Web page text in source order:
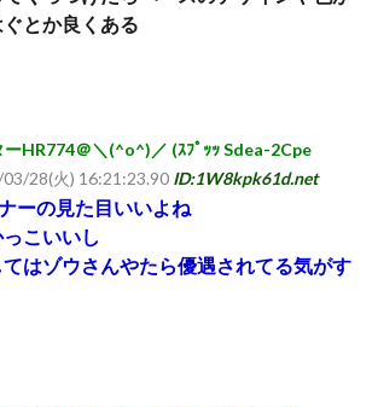
とか良くある
HR774＠＼(^o^)／ (ｽﾌﾟｯｯ Sdea-2Cpe
28(火) 16:21:23.90 ID:1W8kpk61d.net
ーの見た目いいよね
こいいし
はゾウさんやたら優遇されてる気がす